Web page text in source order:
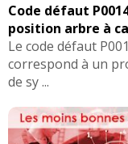
Code défaut
position arbre à
Le code défaut
correspond à un
de sy ...